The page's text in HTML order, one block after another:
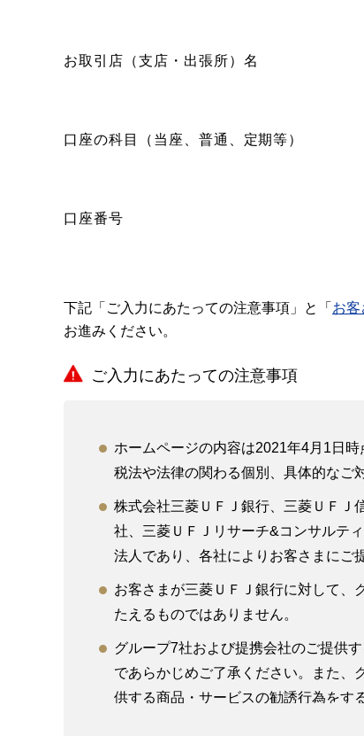
お取引店（支店・出張所）名
口座の科目（当座、普通、定期等）
口座番号
下記「ご入力にあたっての注意事項」と「 お客
お進みください。
ご入力にあたっての注意事項
ホームページの内容は2021年4月1日
税法や法律の関わる個別、具体的なご
株式会社三菱ＵＦＪ銀行、三菱ＵＦＪ
社、三菱ＵＦＪリサーチ&コンサルテ
法人であり、各社によりお客さまにご
お客さまが三菱ＵＦＪ銀行に対して、
たえるものではありません。
グループ7社および提携会社のご提供
であらかじめご了承ください。また、
供する商品・サービスの勧誘行為をす